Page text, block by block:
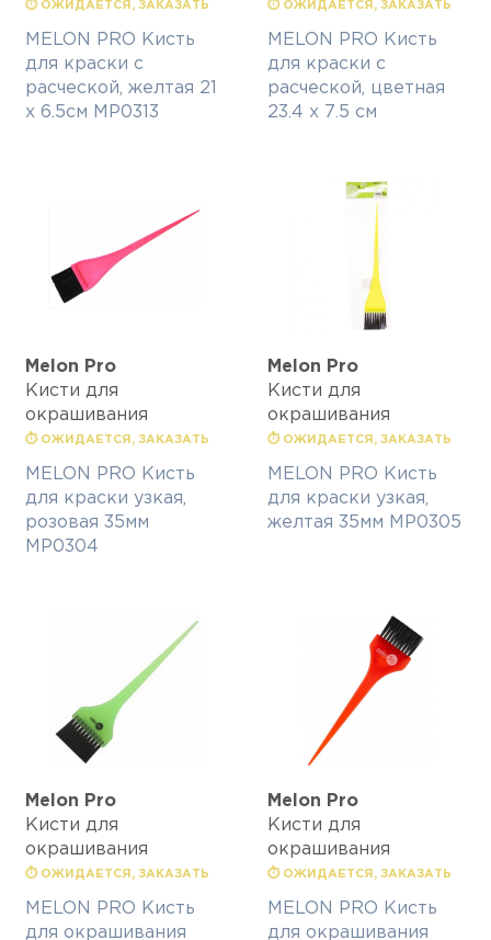
⏱ ОЖИДАЕТСЯ, ЗАКАЗАТЬ
MELON PRO Кисть
для краски с
расческой, желтая 21
х 6.5см MP0313
⏱ ОЖИДАЕТСЯ, ЗАКАЗАТЬ
MELON PRO Кисть
для краски с
расческой, цветная
23.4 х 7.5 см
Melon Pro
Кисти для
окрашивания
⏱ ОЖИДАЕТСЯ, ЗАКАЗАТЬ
MELON PRO Кисть
для краски узкая,
розовая 35мм
MP0304
Melon Pro
Кисти для
окрашивания
⏱ ОЖИДАЕТСЯ, ЗАКАЗАТЬ
MELON PRO Кисть
для краски узкая,
желтая 35мм MP0305
Melon Pro
Кисти для
окрашивания
⏱ ОЖИДАЕТСЯ, ЗАКАЗАТЬ
MELON PRO Кисть
для окрашивания
Melon Pro
Кисти для
окрашивания
⏱ ОЖИДАЕТСЯ, ЗАКАЗАТЬ
MELON PRO Кисть
для окрашивания